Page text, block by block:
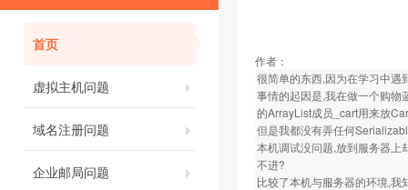
首页
虚拟主机问题
域名注册问题
企业邮局问题
作者：
很简单的东西,因为在学习中遇
事情的起因是,我在做一个购
的ArrayList成员_cart用来放
但是我都没有弄任何
本机调试没问题,放到服务器上
不进?
比较了本机与服务器的环境,